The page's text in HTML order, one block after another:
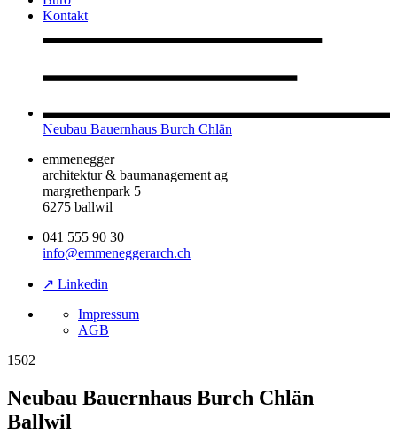
Kontakt
Neubau Bauernhaus Burch Chlän
emmenegger
architektur & baumanagement ag
margrethenpark 5
6275 ballwil
041 555 90 30
info@emmeneggerarch.ch
↗ Linkedin
Impressum
AGB
1502
Neubau Bauernhaus Burch Chlän
Ballwil